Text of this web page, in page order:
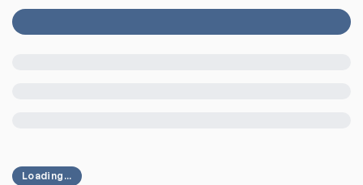
Loading...